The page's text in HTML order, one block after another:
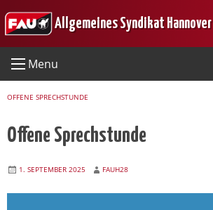
to
Allgemeines Syndikat Hannover
Menu
OFFENE SPRECHSTUNDE
Offene Sprechstunde
1. SEPTEMBER 2025 FAUH28